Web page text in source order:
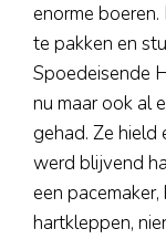
enorme
te pakken en
Spoedeisende
nu maar ook al
gehad. Ze hield
werd blijvend
een
hartkleppen,